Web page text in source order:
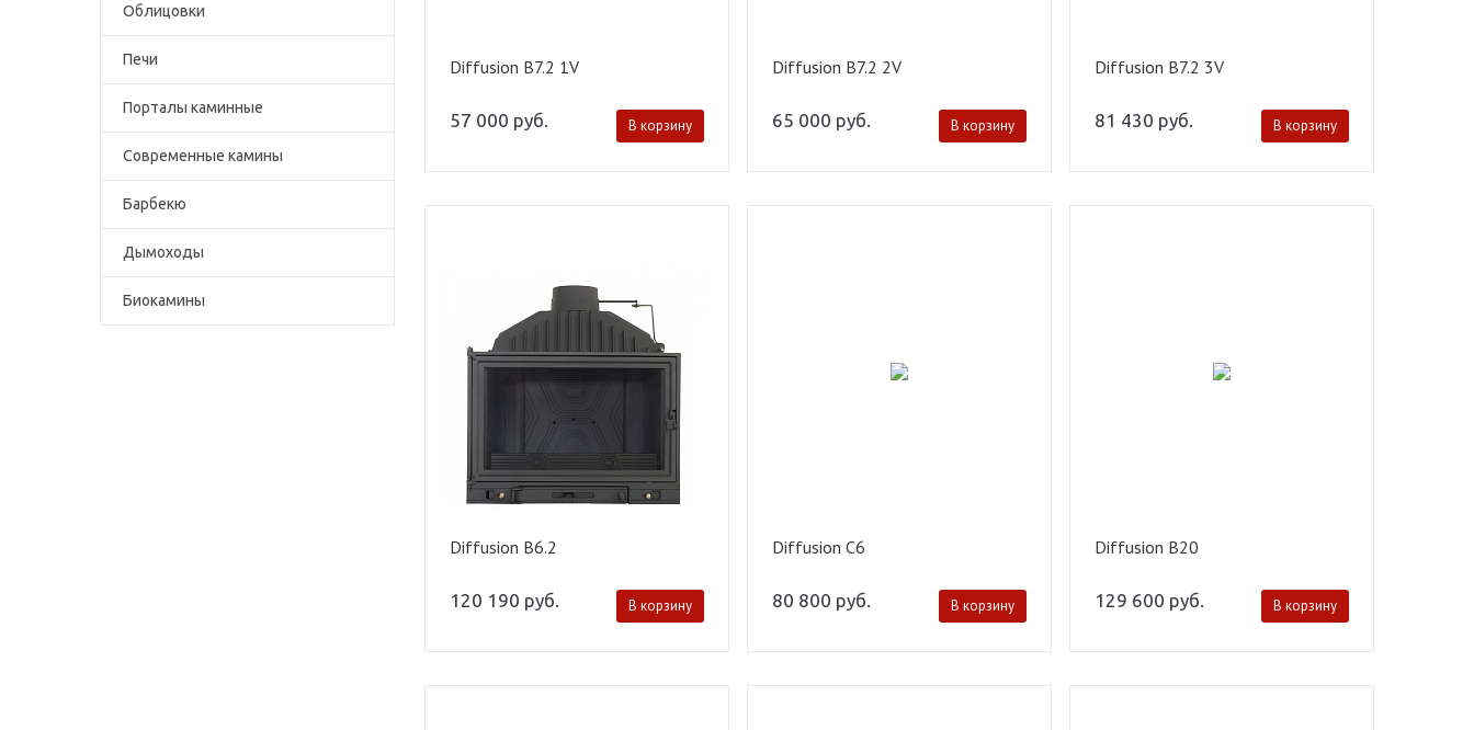
Облицовки
Печи
Порталы каминные
Современные камины
Барбекю
Дымоходы
Биокамины
Diffusion B7.2 1V
57 000 руб. В корзину
Diffusion B7.2 2V
65 000 руб. В корзину
Diffusion B7.2 3V
81 430 руб. В корзину
Diffusion B6.2
120 190 руб. В корзину
Diffusion C6
80 800 руб. В корзину
Diffusion B20
129 600 руб. В корзину